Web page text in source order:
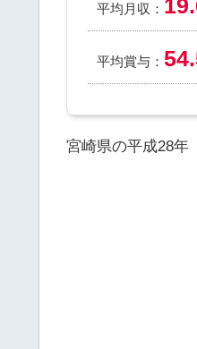
平均月収：
平均賞与：
宮崎県の平成28年